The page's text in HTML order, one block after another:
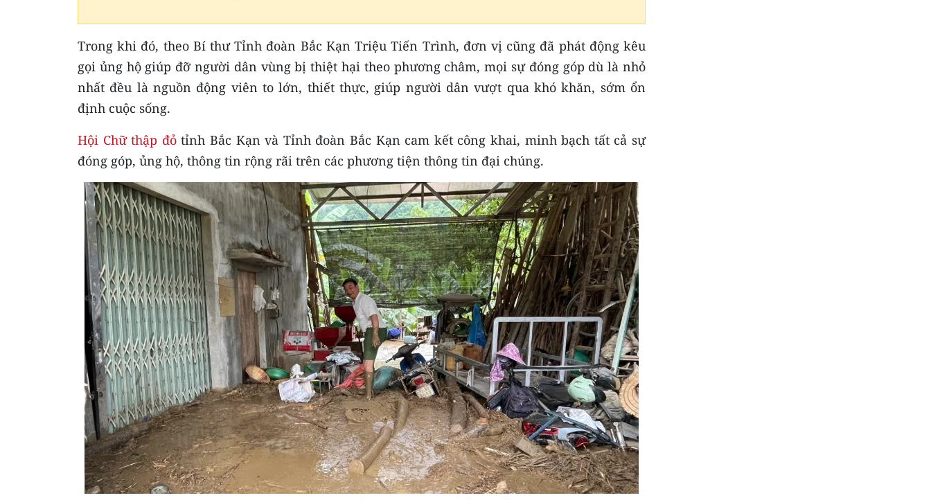
Trong khi đó, theo Bí thư Tỉnh đoàn Bắc Kạn Triệu Tiến Trình, đơn vị cũng đã phát động kêu
gọi ủng hộ giúp đỡ người dân vùng bị thiệt hại theo phương châm, mọi sự đóng góp dù là nhỏ
nhất đều là nguồn động viên to lớn, thiết thực, giúp người dân vượt qua khó khăn, sớm ổn
định cuộc sống.
Hội Chữ thập đỏtỉnh Bắc Kạn và Tỉnh đoàn Bắc Kạn cam kết công khai, minh bạch tất cả sự
đóng góp, ủng hộ, thông tin rộng rãi trên các phương tiện thông tin đại chúng.